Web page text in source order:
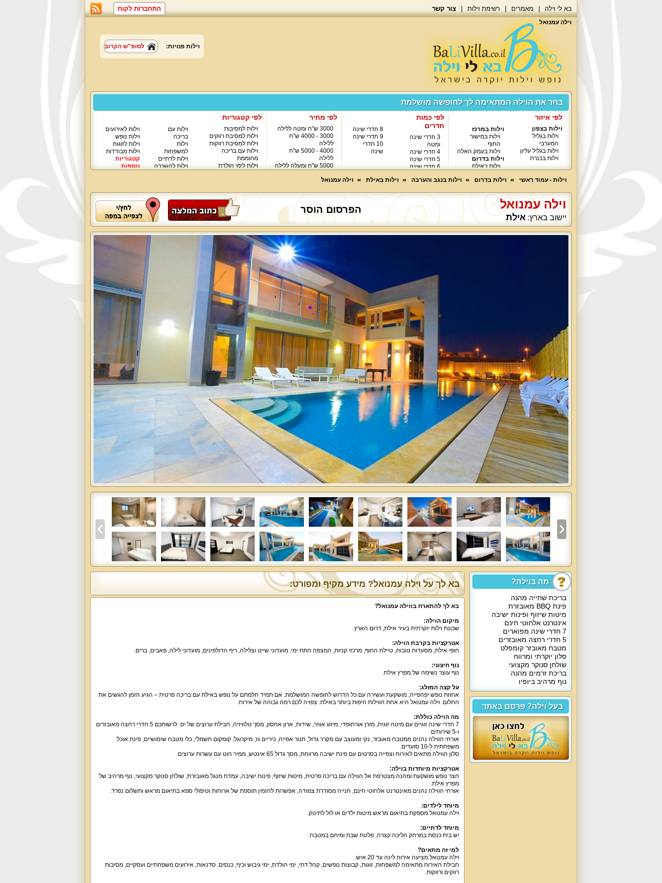
התחברות לקוח בא לי וילה מאמרים רשימת וילות צור קשר
וילה עמנואל
וילות פנויות: לסופ"ש הקרוב
בחר את הוילה המתאימה לך לחופשה מושלמת
לפי איזור
וילות בצפון
וילות בגליל
המערבי
וילות בגליל עליון
וילות בכנרת
וילות במרכז
וילות במישור
החוף
וילות בעמק האלה
וילות בדרום
וילות באילת
לפי כמות
חדרים
3 חדרי שינה
ומטה
4 חדרי שינה
5 חדרי שינה
6 חדרי שינה
8 חדרי שינה
9 חדרי שינה
10 חדרי
שינה
לפי מחיר
3000 ש"ח ומטה ללילה
3000 - 4000 ש"ח
ללילה
4000 - 5000 ש"ח
ללילה
5000 ש"ח ומעלה ללילה
לפי קטגוריות
וילות למסיבות
וילות למסיבת רווקים
וילות למסיבת רווקות
וילות עם בריכה
מחוממת
וילות לימי הולדת
וילות עם
בריכה
וילות
למשפחות
וילות לדתיים
וילות להשכרה
וילות לאירועים
וילות נופש
וילות לזוגות
וילות מבודדות
קטגוריות
נוספות
וילות - עמוד ראשי
וילות בדרום וילות בנגב והערבה וילות באילת וילה עמנואל
וילה עמנואל
יישוב בארץ: אילת
הפרסום הוסר
מה בוילה?
בריכת שחייה מהנה
פינת BBQ מאובזרת
מיטות שיזוף ופינות ישיבה
אינטרנט אלחוטי חינם
7 חדרי שינה מפוארים
5 חדרי רחצה מאובזרים
מטבח מאובזר קומפלט
סלון יוקרתי ומרווח
שולחן סנוקר מקצועי
בריכת זרמים מהנה
נוף מרהיב ביופיו
בעל וילה? פרסם באתר
בא לך על וילה עמנואל? מידע מקיף ומפורט:
בא לך להתארח בווילה עמנואל?
מיקום הוילה:
שכונת וילות יוקרתית בעיר אילת, דרום הארץ.
אטרקציות בקרבת הוילה:
חופי אילת, מסעדות טובות, טיילת החוף, מרכזי קניות, המצפה התת ימי, מועדוני שייט וצלילה, ריף הדולפינים, מועדוני לילה, פאבים, ברים.
נוף חיצוני:
נוף עוצר נשימה של מפרץ אילת.
על קצה המזלג:
אחוזת נופש יפהפייה, מושקעת ועשירה עם כל הדרוש לחופשה המושלמת. אם תמיד חלמתם על נופש באילת עם בריכה פרטית – הגיע הזמן להגשים את
החלום. וילה עמנואל היא אחת הווילות היפות ביותר באילת. צפויה לכם רמה גבוהה של אירוח.
מה הוילה כוללת:
7 חדרי שינה זוגיים עם מיטה זוגית, מזרן אורתופדי, מיזוג אוויר, שידות, ארון אחסון, מסך טלוויזיה, חבילת ערוצים של יס. לרשותכם 5 חדרי רחצה מאובזרים
ו-5 שירותים.
אורחי הווילה נהנים ממטבח מאובזר, נקי ומעוצב עם מקרר גדול, תנור אפייה, כיריים גז, מיקרוגל, קומקום חשמלי, כלי מטבח שימושיים, פינת אוכל
משפחתית ל-10 סועדים.
סלון הווילה מתאים לאירוח וצפייה בסרטים עם פינת ישיבה מרווחת, מסך גדול 65 אינטש, ממיר הוט עם עשרות ערוצים.
אטרקציות מיוחדות בוילה:
חצר נופש מושקעת ומהנה מצטרפת אל הווילה עם בריכה פרטית, מיטות שיזוף, פינות ישיבה, עמדת מנגל מאובזרת, שולחן סנוקר מקצועי, נוף מרהיב של
מפרץ אילת.
אורחי הווילה נהנים מאינטרנט אלחוטי חינם, חנייה מסודרת צמודה, אפשרות להזמין תוספת של ארוחות וטיפולי ספא בתיאום מראש ותשלום נפרד.
מיוחד לילדים:
וילה עמנואל מספקת בתיאום מראש מיטות ילדים או לול לתינוק.
מיוחד לדתיים:
יש בית כנסת במרחק הליכה קצרה, פלטת שבת ומיחם במטבח.
למי זה מתאים?
וילה עמנואל מציעה אירוח לינה עד 20 איש.
חבילת האירוח מתאימה למשפחות, זוגות, קבוצות נופשים, קהל דתי, ימי הולדת, ימי גיבוש וכיף, כנסים, סדנאות, אירועים משפחתיים ועסקיים, מסיבות
רווקים ורווקות.